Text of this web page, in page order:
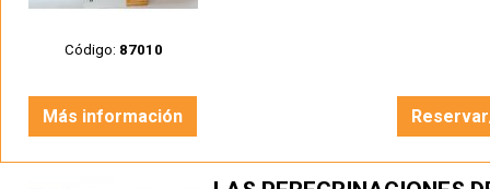
Código: 87010
Más información